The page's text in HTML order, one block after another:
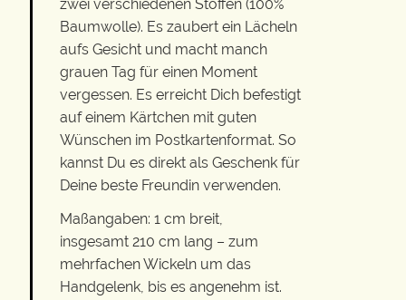
zwei verschiedenen Stoffen (100%
Baumwolle). Es zaubert ein Lächeln
aufs Gesicht und macht manch
grauen Tag für einen Moment
vergessen. Es erreicht Dich befestigt
auf einem Kärtchen mit guten
Wünschen im Postkartenformat. So
kannst Du es direkt als Geschenk für
Deine beste Freundin verwenden.
Maßangaben: 1 cm breit,
insgesamt 210 cm lang – zum
mehrfachen Wickeln um das
Handgelenk, bis es angenehm ist.